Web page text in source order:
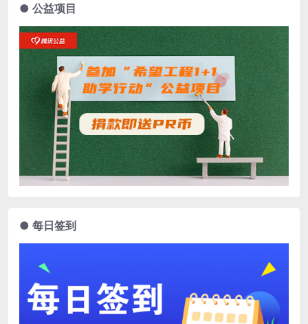
● 公益项目
● 每日签到